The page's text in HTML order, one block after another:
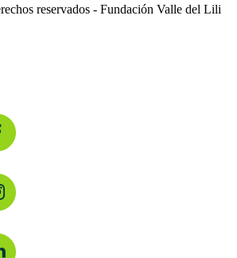
reservados - Fundación Valle del Lili